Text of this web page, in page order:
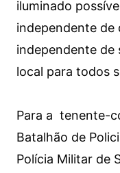
iluminado
independente de
independente de
local para todos
Para a tenente-
Batalhão de
Polícia Militar de